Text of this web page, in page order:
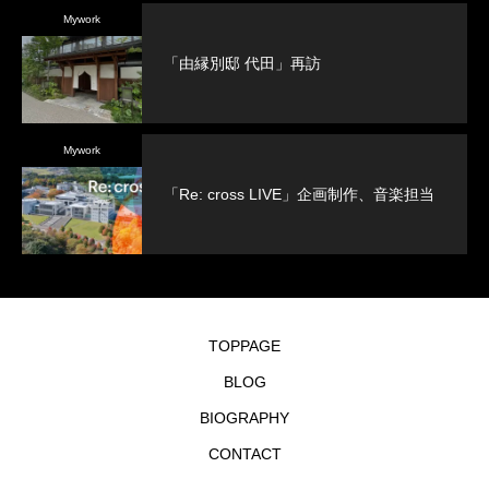
Mywork
「由縁別邸 代田」再訪
Mywork
「Re: cross LIVE」企画制作、音楽担当
TOPPAGE
BLOG
BIOGRAPHY
CONTACT